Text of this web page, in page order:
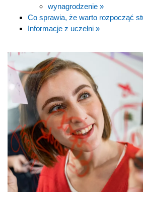
wynagrodzenie »
Co sprawia, że warto rozpocząć
Informacje z uczelni »